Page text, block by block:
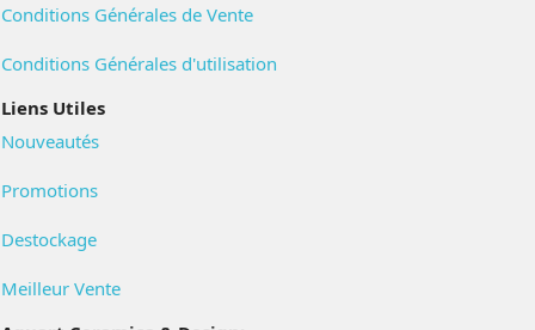
Conditions Générales de Vente
Conditions Générales d'utilisation
Liens Utiles
Nouveautés
Promotions
Destockage
Meilleur Vente